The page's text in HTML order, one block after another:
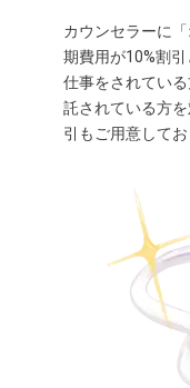
カウンセラーに
期費用が10%割
仕事をされてい
託されている方
引もご用意してお